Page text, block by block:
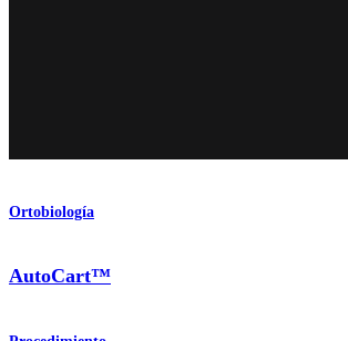
Ortobiología
AutoCart™